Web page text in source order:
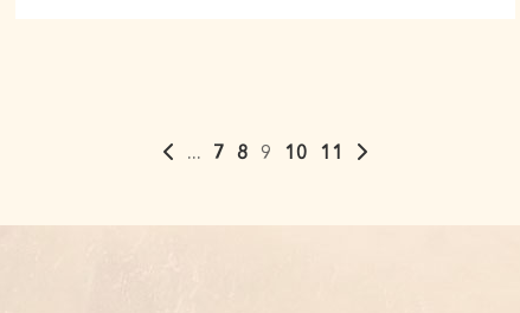
... 7 8 9 10 11